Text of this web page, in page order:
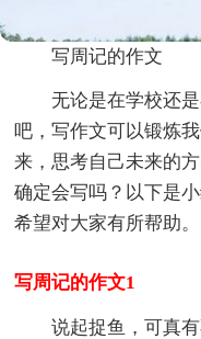
写周记的作文
无论是在学校还
吧，写作文可以锻炼
来，思考自己未来的
确定会写吗？以下是
希望对大家有所帮助。
写周记的作文1
说起捉鱼，可真